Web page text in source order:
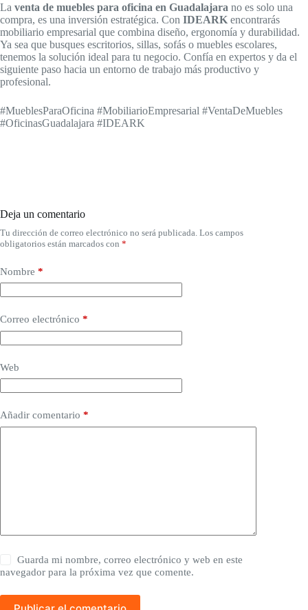
La venta de muebles para oficina en Guadalajara no es solo una
compra, es una inversión estratégica. Con IDEARK encontrarás
mobiliario empresarial que combina diseño, ergonomía y durabilidad.
Ya sea que busques escritorios, sillas, sofás o muebles escolares,
tenemos la solución ideal para tu negocio. Confía en expertos y da el
siguiente paso hacia un entorno de trabajo más productivo y
profesional.
#MueblesParaOficina #MobiliarioEmpresarial #VentaDeMuebles
#OficinasGuadalajara #IDEARK
Deja un comentario
Tu dirección de correo electrónico no será publicada. Los campos
obligatorios están marcados con *
Nombre *
Correo electrónico *
Web
Añadir comentario *
Guarda mi nombre, correo electrónico y web en este
navegador para la próxima vez que comente.